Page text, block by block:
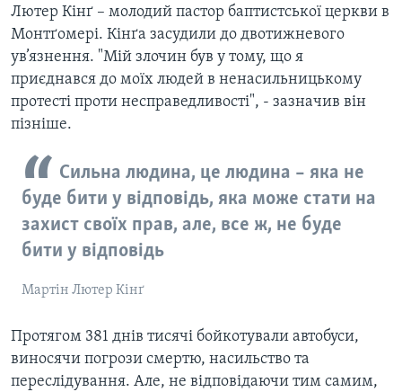
Лютер Кінґ – молодий пастор баптистської церкви в
Монтґомері. Кінґа засудили до двотижневого
ув’язнення. "Мій злочин був у тому, що я
приєднався до моїх людей в ненасильницькому
протесті проти несправедливості", - зазначив він
пізніше.
Сильна людина, це людина – яка не
буде бити у відповідь, яка може стати на
захист своїх прав, але, все ж, не буде
бити у відповідь
Мартін Лютер Кінґ
Протягом 381 днів тисячі бойкотували автобуси,
виносячи погрози смертю, насильство та
переслідування. Але, не відповідаючи тим самим,